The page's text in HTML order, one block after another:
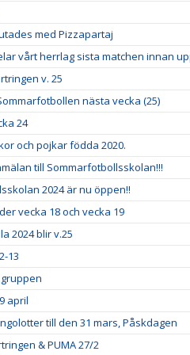
med Pizzapartaj
vårt herrlag sista matchen innan
v. 25
nästa vecka (25)
24
och pojkar födda 2020.
till Sommarfotbollsskolan!!!
2024 är nu öppen!!
vecka 18 och vecka 19
2024 blir v.25
13
april
till den 31 mars, Påskdagen
& PUMA 27/2